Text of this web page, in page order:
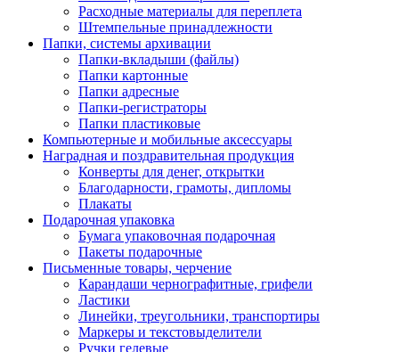
Расходные материалы для переплета
Штемпельные принадлежности
Папки, системы архивации
Папки-вкладыши (файлы)
Папки картонные
Папки адресные
Папки-регистраторы
Папки пластиковые
Компьютерные и мобильные аксессуары
Наградная и поздравительная продукция
Конверты для денег, открытки
Благодарности, грамоты, дипломы
Плакаты
Подарочная упаковка
Бумага упаковочная подарочная
Пакеты подарочные
Письменные товары, черчение
Карандаши чернографитные, грифели
Ластики
Линейки, треугольники, транспортиры
Маркеры и текстовыделители
Ручки гелевые